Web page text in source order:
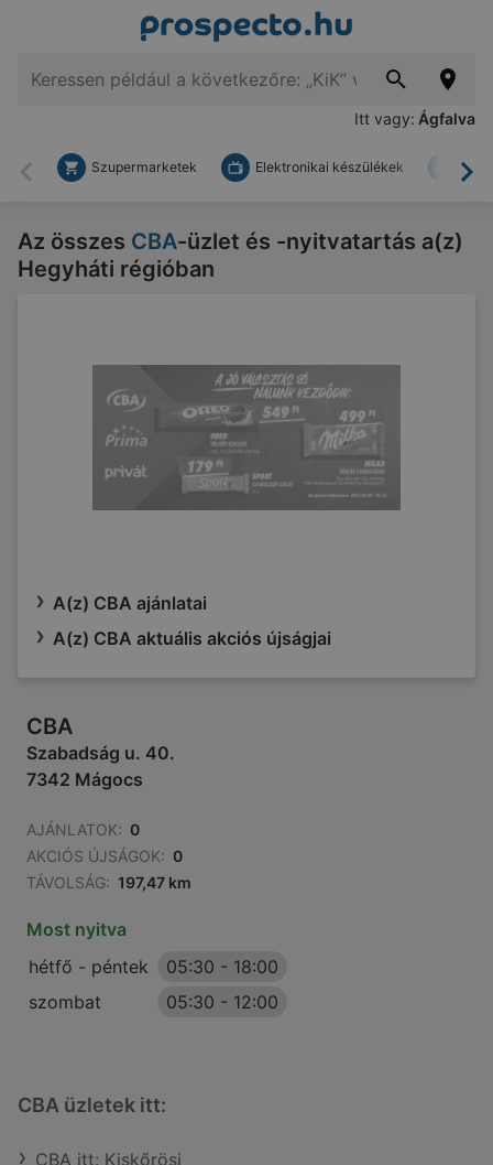
Itt vagy: Ágfalva
Vissza
Szupermarketek Elektronikai készülékek
Az összes CBA-üzlet és -nyitvatartás a(z)
Hegyháti régióban
A(z) CBA ajánlatai
A(z) CBA aktuális akciós újságjai
CBA
Szabadság u. 40.
7342 Mágocs
AJÁNLATOK: 0
AKCIÓS ÚJSÁGOK: 0
TÁVOLSÁG: 197,47 km
Most nyitva
hétfő - péntek
05:30 - 18:00
szombat
05:30 - 12:00
CBA üzletek itt:
CBA itt: Kiskőrösi